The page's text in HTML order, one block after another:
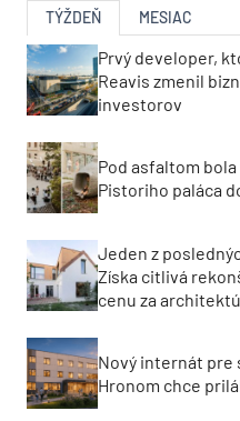
TÝŽDEŇ MESIAC
Prvý developer,
Reavis zmenil
investorov
Pod asfaltom
Pistoriho paláca
Jeden z
Získa citlivá
cenu za
Nový internát pre
Hronom chce